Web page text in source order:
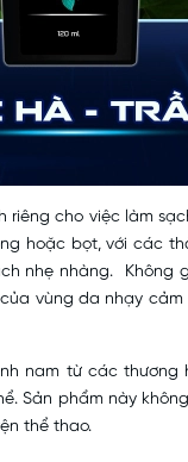
cho việc làm
hoặc bọt, với các
nhẹ nhàng. Không
vùng da nhạy
nam từ các thương
Sản phẩm này
thể thao.